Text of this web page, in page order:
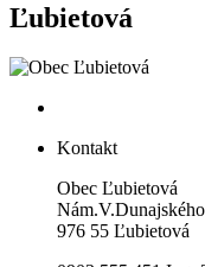
Ľubietová
Kontakt
Obec Ľubietová
976 55 Ľubietová